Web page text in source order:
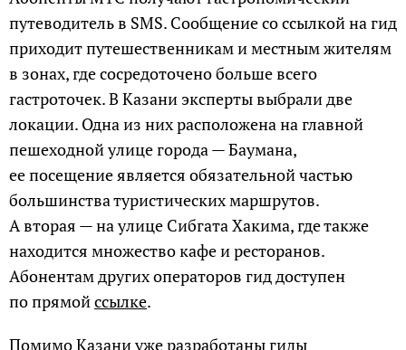
путеводитель в SMS. Сообщение со ссылкой на гид
приходит путешественникам и местным жителям
в зонах, где сосредоточено больше всего
гастроточек. В Казани эксперты выбрали две
локации. Одна из них расположена на главной
пешеходной улице города — Баумана,
ее посещение является обязательной частью
большинства туристических маршрутов.
А вторая — на улице Сибгата Хакима, где также
находится множество кафе и ресторанов.
Абонентам других операторов гид доступен
по прямойссылке.
Помимо Казани уже разработаны гиды